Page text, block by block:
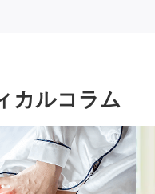
カルコラム